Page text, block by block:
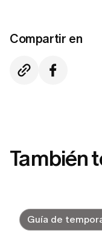
Compartir en
También
Guía de